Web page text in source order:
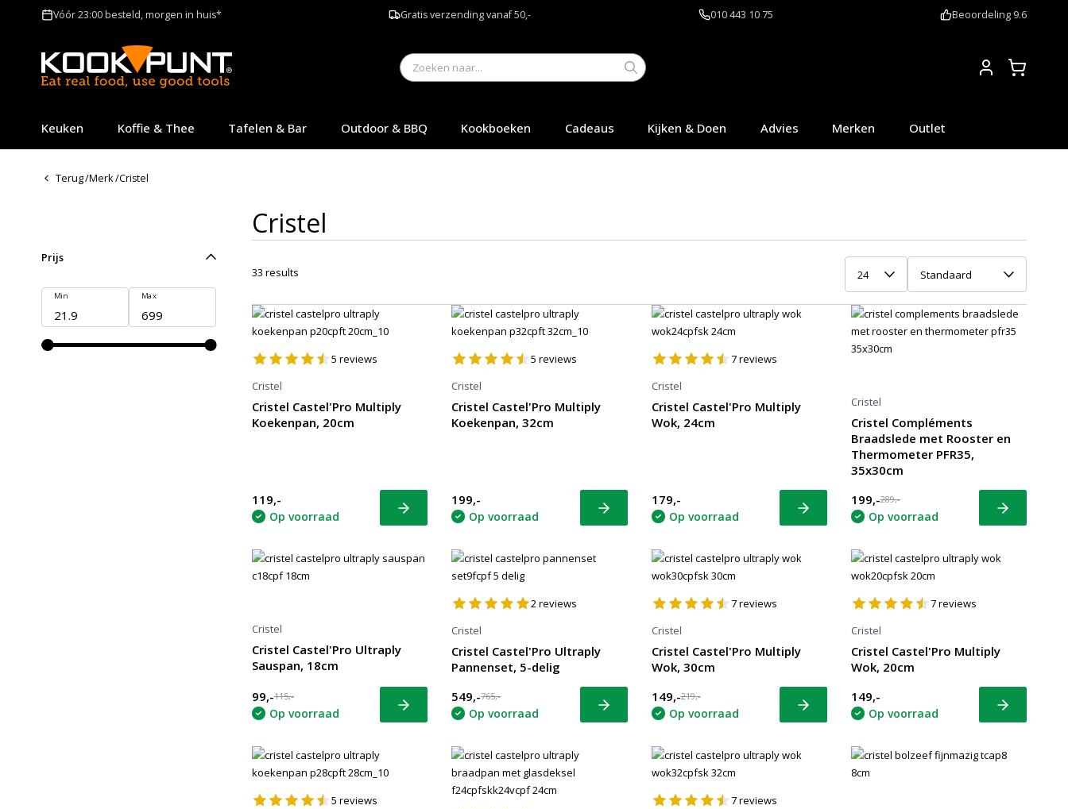
Vóór 23:00 besteld, morgen in huis* Gratis verzending vanaf 50,- 010 443 10 75 Beoordeling 9.6
Keuken Koffie & Thee Tafelen & Bar Outdoor & BBQ Kookboeken Cadeaus Kijken & Doen Advies Merken Outlet
Terug/Merk/Cristel
Prijs
Min Max
Cristel
24 Standaard
33 results
5 reviews
Cristel
Cristel Castel'Pro Multiply
Koekenpan, 20cm
119,-
Op voorraad Bekijk
5 reviews
Cristel
Cristel Castel'Pro Multiply
Koekenpan, 32cm
199,-
Op voorraad Bekijk
7reviews
Cristel
Cristel Castel'Pro Multiply
Wok, 24cm
179,-
Op voorraad Bekijk
Cristel
Cristel Compléments
Braadslede met Rooster en
Thermometer PFR35,
35x30cm
199,-289,-
Op voorraad Bekijk
Cristel
Cristel Castel'Pro Ultraply
Sauspan, 18cm
99,-115,-
Op voorraad Bekijk
2reviews
Cristel
Cristel Castel'Pro Ultraply
Pannenset, 5-delig
549,-765,-
Op voorraad Bekijk
7reviews
Cristel
Cristel Castel'Pro Multiply
Wok, 30cm
149,-219,-
Op voorraad Bekijk
7reviews
Cristel
Cristel Castel'Pro Multiply
Wok, 20cm
149,-
Op voorraad Bekijk
5 reviews
7reviews